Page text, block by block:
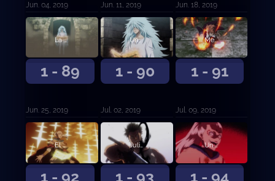
Jun. 04, 2019 Jun. 11, 2019 Jun. 18, 2019
1 - 89
La base de los Toros Negros
Jun. 25, 2019
1 - 90
Una batalla mágica demente
Jul. 02, 2019
1 - 91
Mereleona contra Rhya la Perfidia
Jul. 09, 2019
1 - 92
El Rey Mago contra el líder de Ojo de la Noche Blanca
1 - 93
Julius Novachrono
1 - 94
Un nuevo futuro